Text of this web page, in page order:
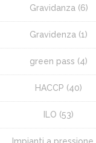
Gravidanza (6)
Gravidenza (1)
green pass (4)
HACCP (40)
ILO (53)
Impianti a pressione